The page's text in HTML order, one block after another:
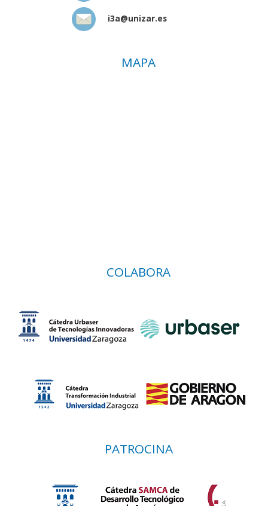
i3a@unizar.es
MAPA
COLABORA
PATROCINA